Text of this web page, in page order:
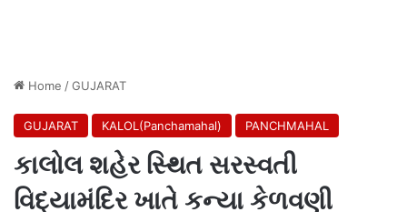
Home /GUJARAT
GUJARAT KALOL(Panchamahal) PANCHMAHAL
કાલોલ શહેર સ્થિત સરસ્વતી
વિદ્યામંદિર ખાતે કન્યા કેળવણી